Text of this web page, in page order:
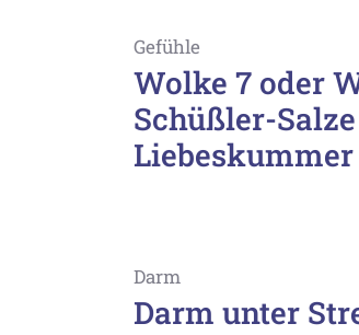
Gefühle
Wolke 7 oder
Schüßler-
Liebeskummer
Darm
Darm unter